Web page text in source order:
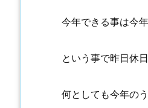
今年できる事は今
という事で昨日休
何としても今年の